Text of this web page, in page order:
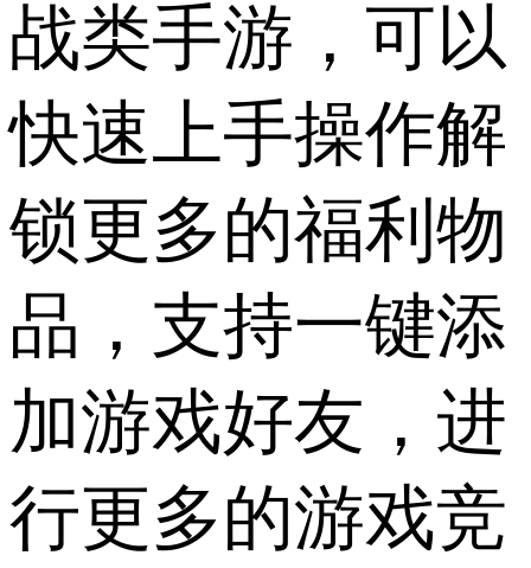
战类手游，可以
快速上手操作解
锁更多的福利物
品，支持一键添
加游戏好友，进
行更多的游戏竞